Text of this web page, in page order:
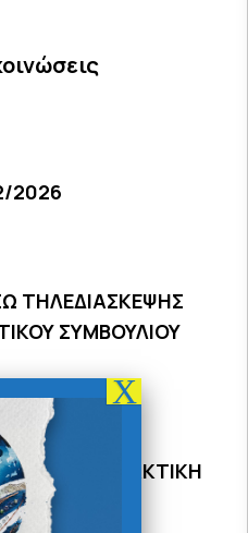
2026
ΤΗΛΕΔΙΑΣΚΕΨΗΣ
ΣΥΜΒΟΥΛΙΟΥ
ΤΑΚΤΙΚΗ